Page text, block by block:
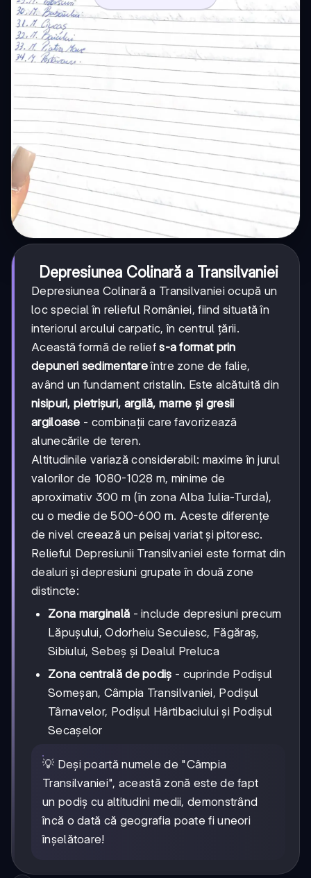
Depresiunea Colinară a Transilvaniei
Depresiunea Colinară a Transilvaniei ocupă un
loc special în relieful României, fiind situată în
interiorul arcului carpatic, în centrul țării.
Această formă de reliefs-a format prin
depuneri sedimentareîntre zone de falie,
având un fundament cristalin. Este alcătuită din
nisipuri, pietrișuri, argilă, marne și gresii
argiloase - combinații care favorizează
alunecările de teren.
Altitudinile variază considerabil: maxime în jurul
valorilor de 1080-1028 m, minime de
aproximativ 300 m (în zona Alba Iulia-Turda),
cu o medie de 500-600 m. Aceste diferențe
de nivel creează un peisaj variat și pitoresc.
Relieful Depresiunii Transilvaniei este format din
dealuri și depresiuni grupate în două zone
distincte:
Zona marginală - include depresiuni precum
Lăpușului, Odorheiu Secuiesc, Făgăraș,
Sibiului, Sebeș și Dealul Preluca
Zona centrală de podiș - cuprinde Podișul
Someșan, Câmpia Transilvaniei, Podișul
Târnavelor, Podișul Hârtibaciului și Podișul
Secașelor
💡 Deși poartă numele de "Câmpia
Transilvaniei", această zonă este de fapt
un podiș cu altitudini medii, demonstrând
încă o dată că geografia poate fi uneori
înșelătoare!